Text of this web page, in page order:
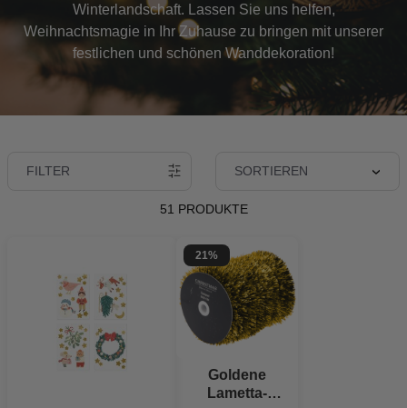
Winterlandschaft. Lassen Sie uns helfen,
Weihnachtsmagie in Ihr Zuhause zu bringen mit unserer
festlichen und schönen Wanddekoration!
FILTER SORTIEREN
51 PRODUKTE
21%
Goldene
Lametta-